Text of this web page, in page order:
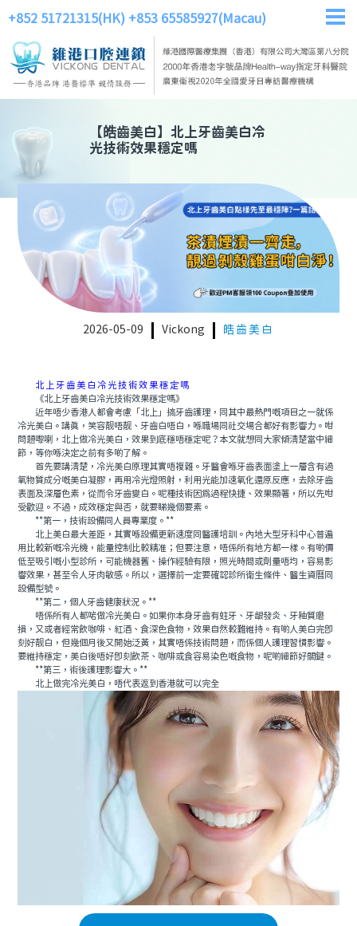
+852 51721315(HK) +853 65585927(Macau)
【皓齒美白】 北上牙齒美白冷
光技術效果穩定嗎
2026-05-09 Vickong 皓齒美白
北上牙齒美白冷光技術效果穩定嗎
《北上牙齒美白冷光技術效果穩定嗎》
近年唔少香港人都會考慮「北上」搞牙齒護理，同其中最熱門嘅項目之一就係
冷光美白。講真，笑容靓唔靓、牙齒白唔白，喺職場同社交場合都好有影響力。咁
問題嚟喇，北上做冷光美白，效果到底穩唔穩定呢？本文就想同大家傾清楚當中細
節，等你喺決定之前有多啲了解。
首先要講清楚，冷光美白原理其實唔複雜。牙醫會喺牙齒表面塗上一層含有過
氧物質成分嘅美白凝膠，再用冷光燈照射，利用光能加速氧化還原反應，去除牙齒
表面及深層色素，從而令牙齒變白。呢種技術因爲過程快捷、效果顯著，所以先咁
受歡迎。不過，成效穩定與否，就要睇幾個要素。
**第一，技術設備同人員專業度。**
北上美白最大差距，其實喺設備更新速度同醫護培訓。內地大型牙科中心普遍
用比較新嘅冷光機，能量控制比較精准；但要注意，唔係所有地方都一樣。有啲價
低至吸引嘅小型診所，可能機器舊、操作經驗有限，照光時間或劑量唔均，容易影
響效果，甚至令人牙肉敏感。所以，選擇前一定要確認診所衛生條件、醫生資曆同
設備型號。
**第二，個人牙齒健康狀況。**
唔係所有人都啱做冷光美白。如果你本身牙齒有蛀牙、牙龈發炎、牙釉質磨
損，又或者經常飲咖啡、紅酒、食深色食物，效果自然較難維持。有啲人美白完即
刻好靓白，但幾個月後又開始泛黃，其實唔係技術問題，而係個人護理習慣影響。
要維持穩定，美白後唔好即刻飲茶、咖啡或食容易染色嘅食物，呢啲細節好關鍵。
**第三，術後護理影響大。**
北上做完冷光美白，唔代表返到香港就可以完全